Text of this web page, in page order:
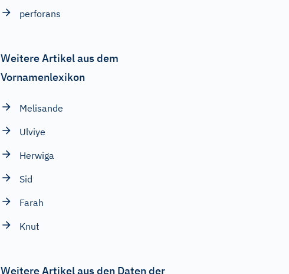
perforans
Weitere Artikel aus dem
Vornamenlexikon
Melisande
Ulviye
Herwiga
Sid
Farah
Knut
Weitere Artikel aus den Daten der